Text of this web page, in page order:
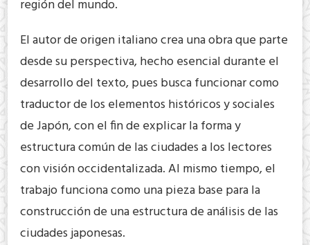
región del mundo.
El autor de origen italiano crea una obra que parte
desde su perspectiva, hecho esencial durante el
desarrollo del texto, pues busca funcionar como
traductor de los elementos históricos y sociales
de Japón, con el fin de explicar la forma y
estructura común de las ciudades a los lectores
con visión occidentalizada. Al mismo tiempo, el
trabajo funciona como una pieza base para la
construcción de una estructura de análisis de las
ciudades japonesas.